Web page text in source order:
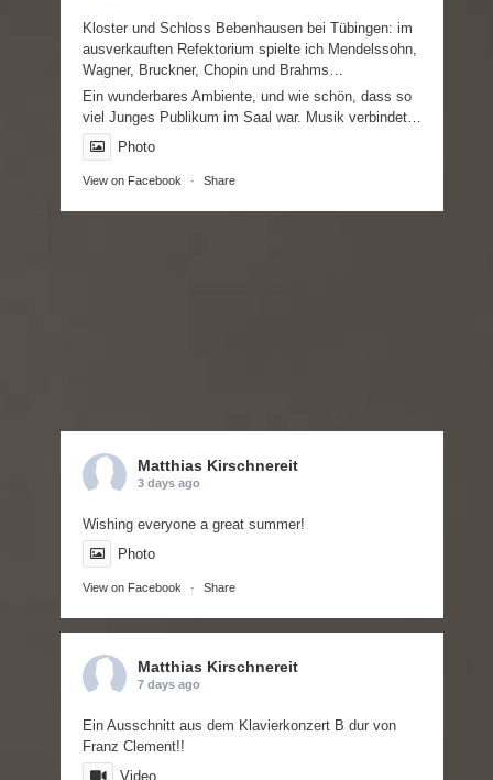
Kloster und Schloss Bebenhausen bei Tübingen: im
ausverkauften Refektorium spielte ich Mendelssohn,
Wagner, Bruckner, Chopin und Brahms…
Ein wunderbares Ambiente, und wie schön, dass so
viel Junges Publikum im Saal war. Musik verbindet…
Photo
View on Facebook · Share
Matthias Kirschnereit
3 days ago
Wishing everyone a great summer!
Photo
View on Facebook · Share
Matthias Kirschnereit
7 days ago
Ein Ausschnitt aus dem Klavierkonzert B dur von
Franz Clement!!
Video